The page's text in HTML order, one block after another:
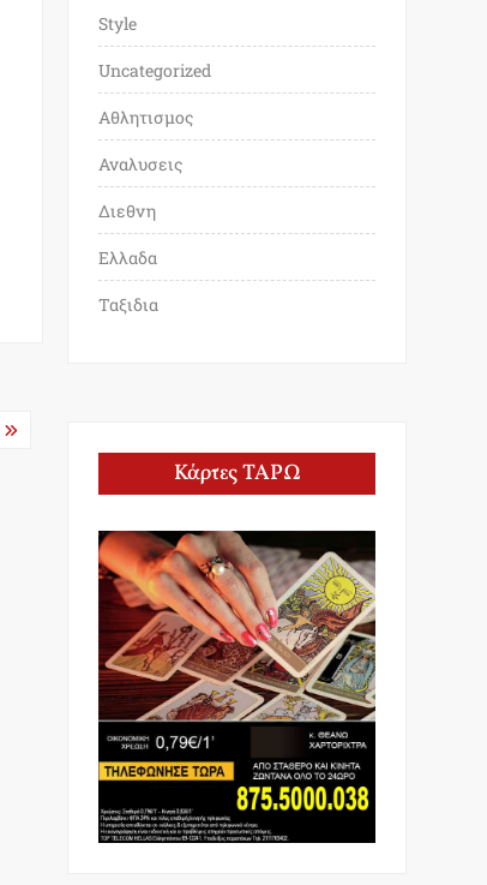
Style
Uncategorized
Αθλητισμος
Αναλυσεις
Διεθνη
Ελλαδα
Ταξιδια
Κάρτες ΤΑΡΩ